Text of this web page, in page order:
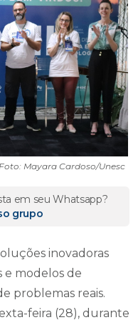
Foto: Mayara Cardoso/Unesc
em seu Whatsapp?
grupo
inovadoras
e modelos de
problemas reais.
feira (28), durante